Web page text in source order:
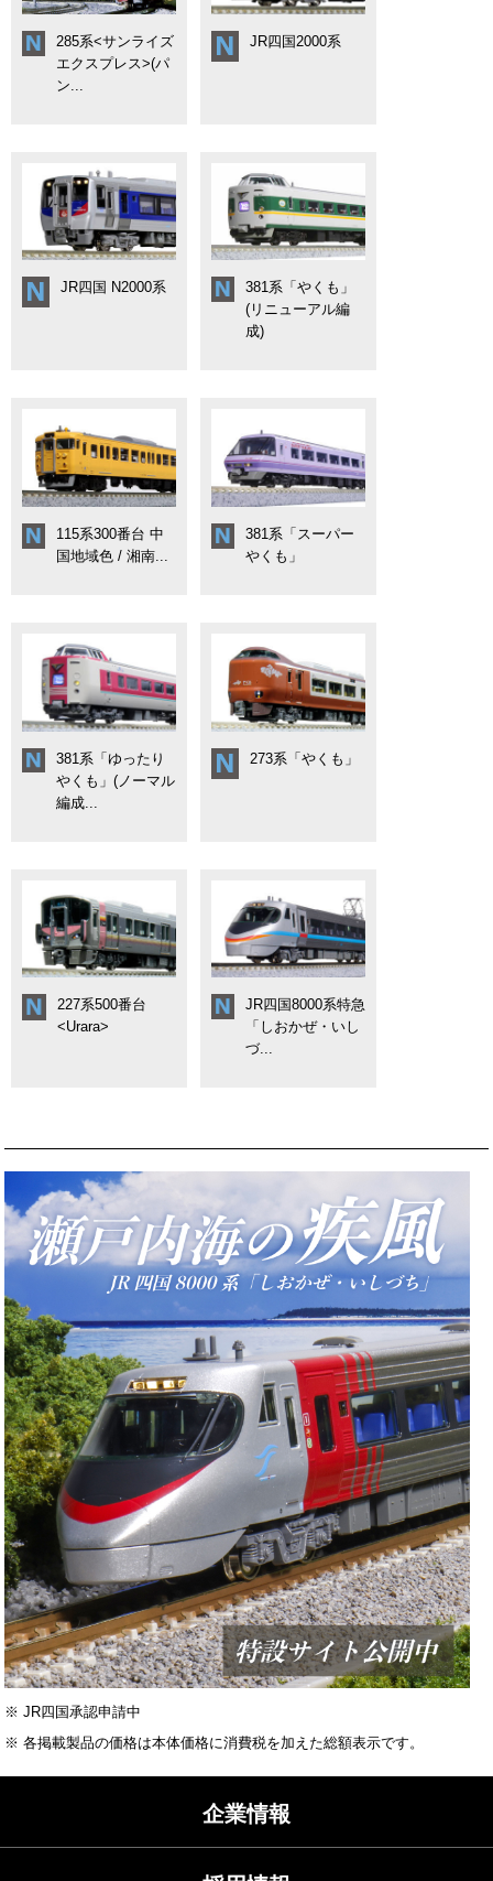
285系<サンライズ
エクスプレス>(パ
ン...
JR四国2000系
JR四国 N2000系
381系「やくも」
(リニューアル編
成)
115系300番台 中
国地域色 / 湘南...
381系「スーパー
やくも」
381系「ゆったり
やくも」(ノーマル
編成...
273系「やくも」
227系500番台
<Urara>
JR四国8000系特急
「しおかぜ・いし
づ...
※ JR四国承認申請中
※ 各掲載製品の価格は本体価格に消費税を加えた総額表示です。
企業情報